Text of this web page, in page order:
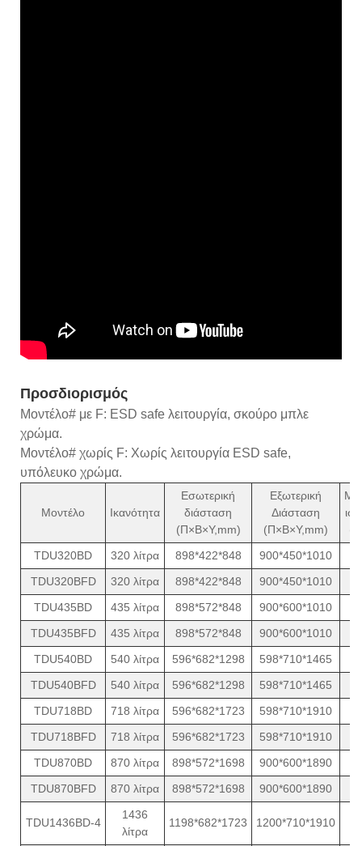
Προσδιορισμός
Μοντέλο# με F: ESD safe λειτουργία, σκούρο μπλε
χρώμα.
Μοντέλο# χωρίς F: Χωρίς λειτουργία ESD safe,
υπόλευκο χρώμα.
Μοντέλο Ικανότητα
Εσωτερική
διάσταση
(Π×Β×Υ,mm)
Εξωτερική
Διάσταση
(Π×Β×Υ,mm)
TDU320BD
320 λίτρα 898*422*848 900*450*1010
TDU320BFD
320 λίτρα 898*422*848 900*450*1010
TDU435BD
435 λίτρα 898*572*848 900*600*1010
TDU435BFD
435 λίτρα 898*572*848 900*600*1010
TDU540BD
540 λίτρα 596*682*1298 598*710*1465
TDU540BFD
540 λίτρα 596*682*1298 598*710*1465
TDU718BD
718 λίτρα 596*682*1723 598*710*1910
TDU718BFD
718 λίτρα 596*682*1723 598*710*1910
TDU870BD
870 λίτρα 898*572*1698 900*600*1890
TDU870BFD
870 λίτρα 898*572*1698 900*600*1890
TDU1436BD-4
1436
λίτρα
1198*682*1723 1200*710*1910